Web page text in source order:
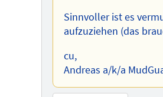
Sinnvoller ist es
aufzuziehen (das
cu,
Andreas a/k/a